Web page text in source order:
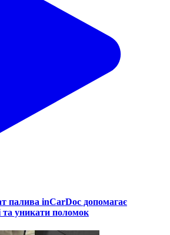
палива inCarDoc допомагає
уникати поломок